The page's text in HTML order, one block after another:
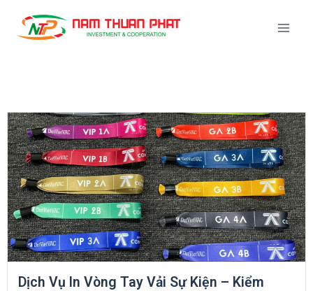
Dịch Vụ In Vòng Tay Vải Sự Kiện – Kiểm